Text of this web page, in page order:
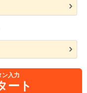
ン入力
ート